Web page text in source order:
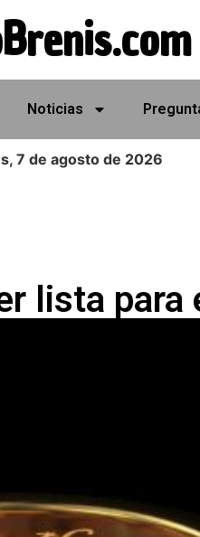
Noticias
7 de agosto de 2026
lista para